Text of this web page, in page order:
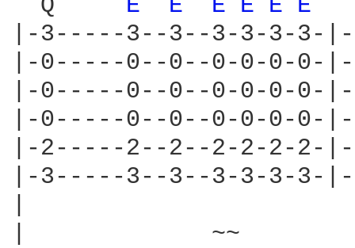
  Q
E E E E E E
|-3-----3--3--3-3-3-3-
|-0-----0--0--0-0-0-0-
|-0-----0--0--0-0-0-0-
|-0-----0--0--0-0-0-0-
|-2-----2--2--2-2-2-
|-3-----3--3--3-3-3-
|             ~~